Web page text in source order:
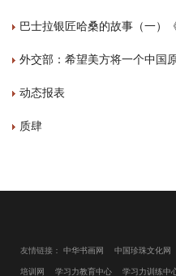
巴士拉银匠哈桑的故事（一）
外交部：希望美方将一个中国
动态报表
质肆
友情链接： 中华书画网 中国珍珠文化网
培训网 学习力教育中心 学习力训练中